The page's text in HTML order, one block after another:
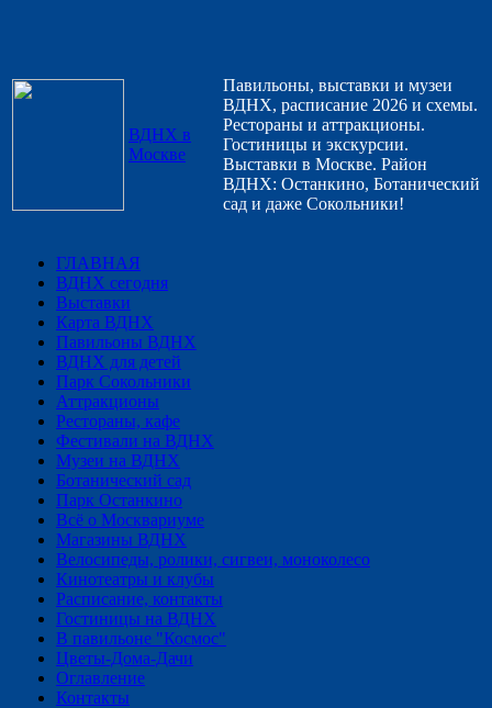
ВДНХ в
Москве
Павильоны, выставки и музеи
ВДНХ, расписание 2026 и схемы.
Рестораны и аттракционы.
Гостиницы и экскурсии.
Выставки в Москве. Район
ВДНХ: Останкино, Ботанический
сад и даже Сокольники!
ГЛАВНАЯ
ВДНХ сегодня
Выставки
Карта ВДНХ
Павильоны ВДНХ
ВДНХ для детей
Парк Сокольники
Аттракционы
Рестораны, кафе
Фестивали на ВДНХ
Музеи на ВДНХ
Ботанический сад
Парк Останкино
Всё о Москвариуме
Магазины ВДНХ
Велосипеды, ролики, сигвеи, моноколесо
Кинотеатры и клубы
Расписание, контакты
Гостиницы на ВДНХ
В павильоне "Космос"
Цветы-Дома-Дачи
Оглавление
Контакты